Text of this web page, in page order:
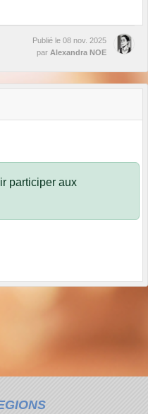
Publié le 08 nov. 2025
par Alexandra NOE
participer aux